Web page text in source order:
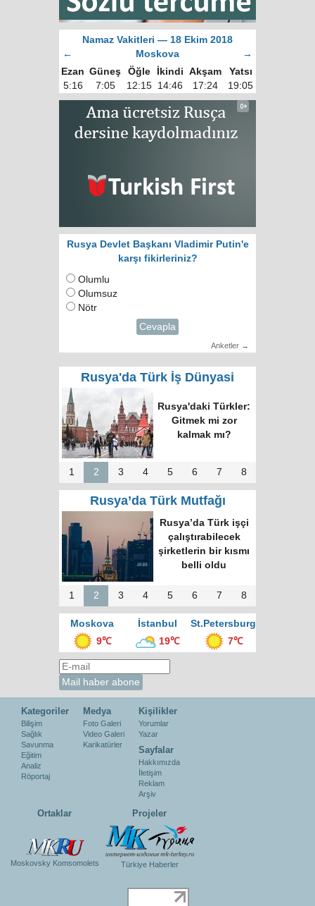
Namaz Vakitleri — 18 Ekim 2018
←
Moskova
→
Ezan Güneş Öğle İkindi Akşam
Yatsı
5:16
7:05 12:15 14:46 17:24 19:05
Rusya Devlet Başkanı Vladimir Putin'e
karşı fikirleriniz?
Olumlu
Olumsuz
Nötr
Cevapla
Anketler →
Rusya'da Türk İş Dünyasi
Rusya'daki Türkler:
Gitmek mi zor
kalmak mı?
1 2 3 4 5 6 7 8
Rusya’da Türk Mutfağı
Rusya’da Türk işçi
çalıştırabilecek
şirketlerin bir kısmı
belli oldu
1 2 3 4 5 6 7 8
Moskova İstanbul
St.Petersburg
9℃
19℃ 7℃
Kategoriler
Bilişim
Sağlık
Savunma
Eğitim
Analiz
Röportaj
Medya
Foto Galeri
Video Galeri
Karikatürler
Kişilikler
Yorumlar
Yazar
Sayfalar
Hakkımızda
İletişim
Reklam
Arşiv
Ortaklar
Moskovsky Komsomolets
Projeler
Türkiye Haberler